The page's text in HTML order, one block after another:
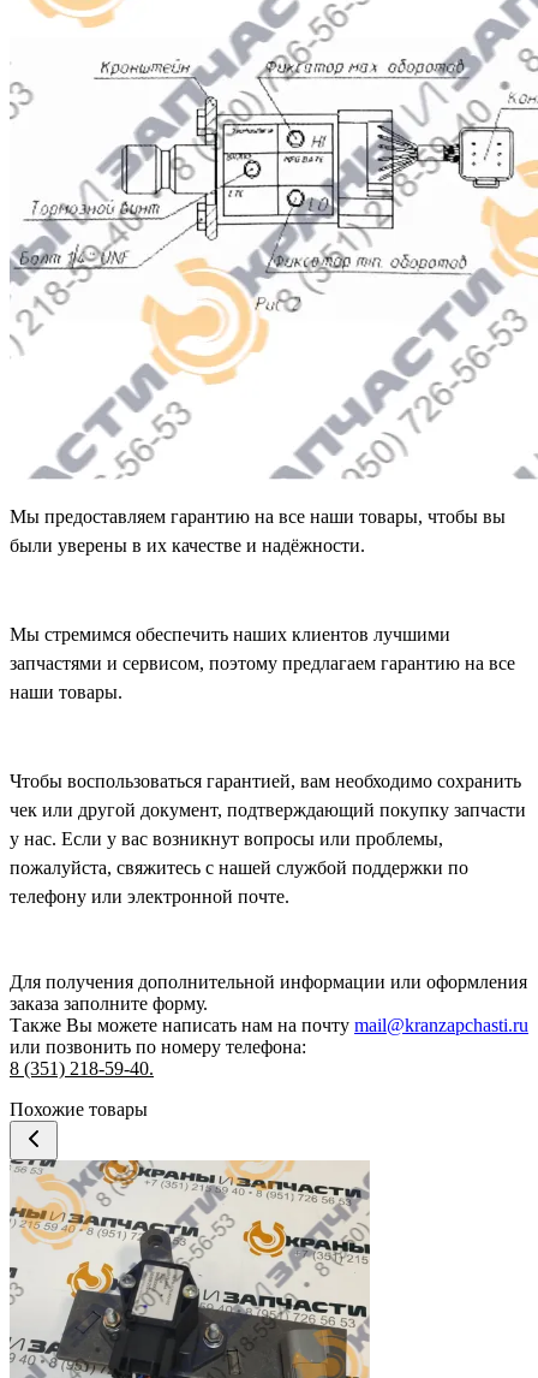
Мы предоставляем гарантию на все наши товары, чтобы вы
были уверены в их качестве и надёжности.
Мы стремимся обеспечить наших клиентов лучшими
запчастями и сервисом, поэтому предлагаем гарантию на все
наши товары.
Чтобы воспользоваться гарантией, вам необходимо сохранить
чек или другой документ, подтверждающий покупку запчасти
у нас. Если у вас возникнут вопросы или проблемы,
пожалуйста, свяжитесь с нашей службой поддержки по
телефону или электронной почте.
Для получения дополнительной информации или оформления
заказа заполните форму.
Также Вы можете написать нам на почту mail@kranzapchasti.ru
или позвонить по номеру телефона:
8 (351) 218-59-40.
Похожие товары